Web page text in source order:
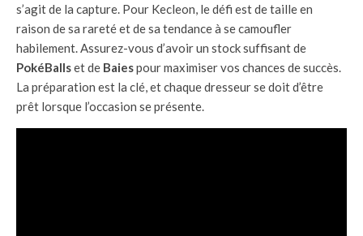
s’agit de la capture. Pour Kecleon, le défi est de taille en
raison de sa rareté et de sa tendance à se camoufler
habilement. Assurez-vous d’avoir un stock suffisant de
PokéBallset de Baiespour maximiser vos chances de succès.
La préparation est la clé, et chaque dresseur se doit d’être
prêt lorsque l’occasion se présente.